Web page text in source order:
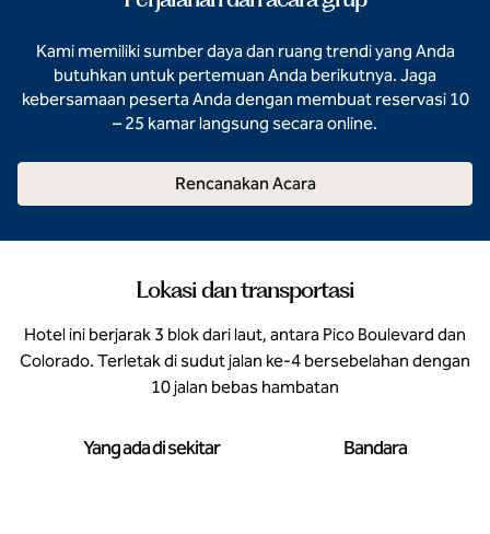
Kami memiliki sumber daya dan ruang trendi yang Anda
butuhkan untuk pertemuan Anda berikutnya. Jaga
kebersamaan peserta Anda dengan membuat reservasi 10
– 25 kamar langsung secara online.
Rencanakan Acara
Lokasi dan transportasi
Hotel ini berjarak 3 blok dari laut, antara Pico Boulevard dan
Colorado. Terletak di sudut jalan ke-4 bersebelahan dengan
10 jalan bebas hambatan
Yang ada di sekitar Bandara